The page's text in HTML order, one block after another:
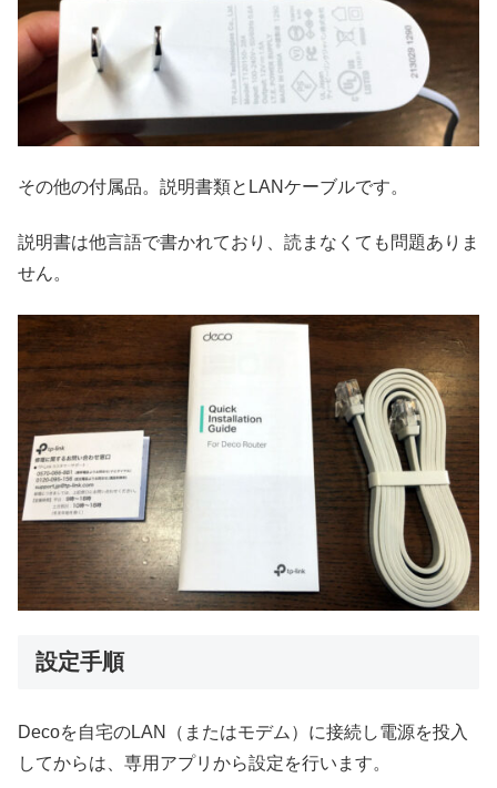
その他の付属品。説明書類とLANケーブルです。
説明書は他言語で書かれており、読まなくても問題ありま
せん。
設定手順
Decoを自宅のLAN（またはモデム）に接続し電源を投入
してからは、専用アプリから設定を行います。